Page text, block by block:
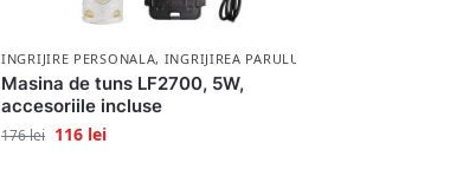
INGRIJIRE PERSONALA, INGRIJIREA PARULUI
Masina de tuns LF2700, 5W,
accesoriile incluse
176lei 116 lei